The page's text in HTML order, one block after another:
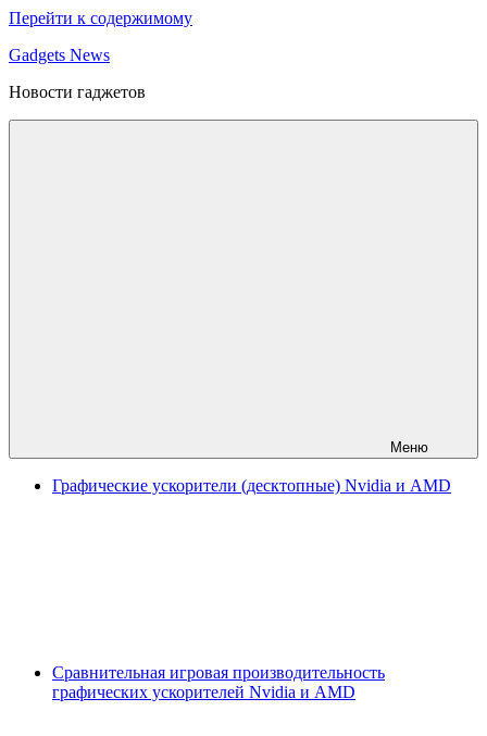
Перейти к содержимому
Gadgets News
Новости гаджетов
Меню
Графические ускорители (десктопные) Nvidia и AMD
Сравнительная игровая производительность
графических ускорителей Nvidia и AMD